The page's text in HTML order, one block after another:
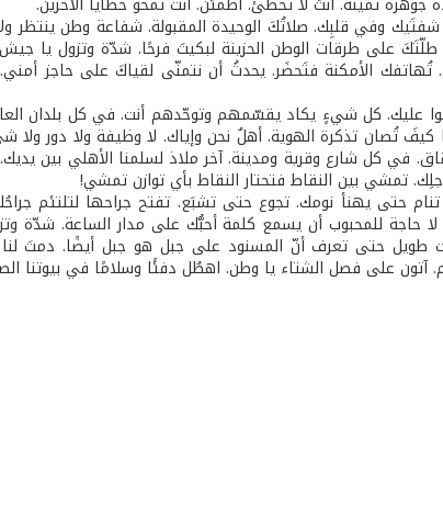
شفتَيك وفي قلبِك. صلاتُكَ الوحيدة المقبولة. شفاعة وطن ينتظر
طلّتَكَ على طرقات الوطن الحزينة لبكيتَ فرحًا. شدّة وتزول يا
الأمكنة فتَحضَر. يحدثُ أن نتمنّى لقياكَ على حاجز
عليك. كل شيءٍ يكاد يقسّمهم وتوحّدهم أنت. في كل بلدان
كيفَ تُصان تذكرة الهوية. أهلٌ نحن وإياك. لا وظيفة ولا دور
كل شارع وقرية ومدينة. آخر ملاذ لسلمنا الأهلي بين يديك.
تمشي بين النقاط فتحتار النقاط بأي توازن تمشي!
حتى يهنأ نومك. تجوع حتى تشبَع. تفتح جراحها لتلتئم
للمحبوب أن يسمع كلمة أحبُّك على مدار الساعة. شدّة
طويل حتى تعرف أنّ المسنود على جبل هو جبل أيضًا. دمتَ
آتون على فصل الشتاء يا وطن. اهطُل دفئًا وسلامًا في بيوتنا